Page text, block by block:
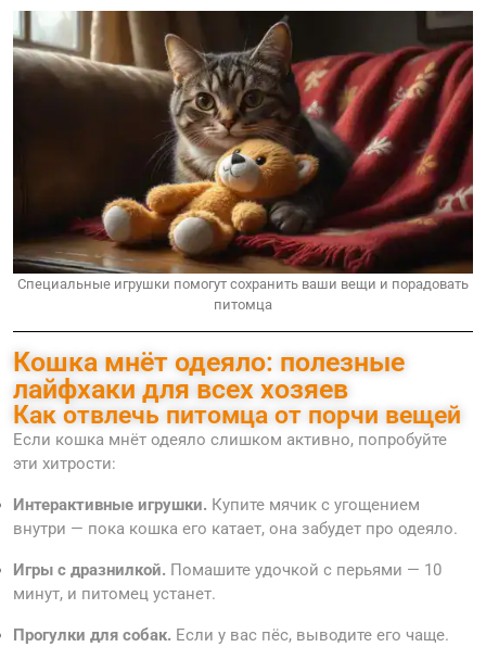
Специальные игрушки помогут сохранить ваши вещи и порадовать
питомца
Кошка мнёт одеяло: полезные
лайфхаки для всех хозяев
Как отвлечь питомца от порчи вещей
Если кошка мнёт одеяло слишком активно, попробуйте
эти хитрости:
Интерактивные игрушки. Купите мячик с угощением
внутри — пока кошка его катает, она забудет про одеяло.
Игры с дразнилкой. Помашите удочкой с перьями — 10
минут, и питомец устанет.
Прогулки для собак. Если у вас пёс, выводите его чаще.